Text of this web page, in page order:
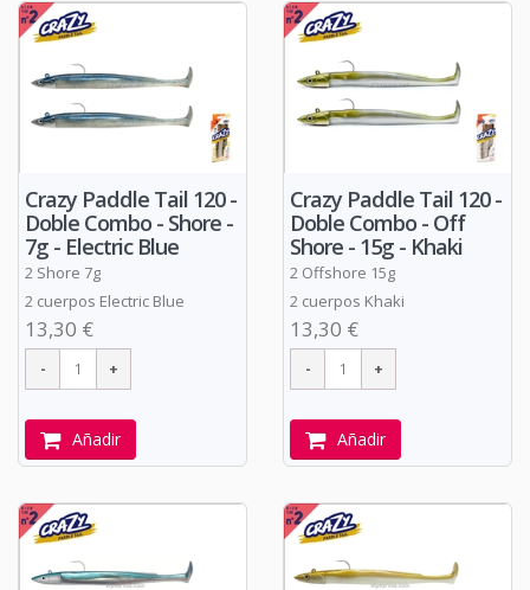
Crazy Paddle Tail 120 -
Doble Combo - Shore -
7g - Electric Blue
2 Shore 7g
2 cuerpos Electric Blue
13,30 €
Añadir
Crazy Paddle Tail 120 -
Doble Combo - Off
Shore - 15g - Khaki
2 Offshore 15g
2 cuerpos Khaki
13,30 €
Añadir